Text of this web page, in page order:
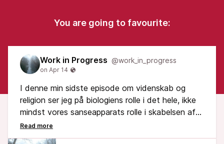
You are going to favourite:
Work in Progress @work_in_progress
I denne min sidste episode om videnskab og
religion ser jeg på biologiens rolle i det hele, ikke
mindst vores sanseapparats rolle i skabelsen af
vores fælles virkelighed.